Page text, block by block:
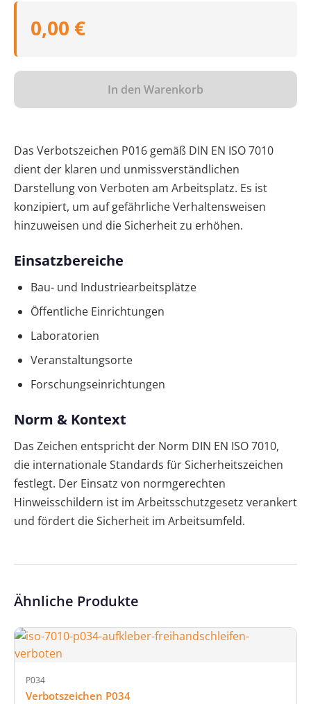
0,00 €
In den Warenkorb
Das Verbotszeichen P016 gemäß DIN EN ISO 7010
dient der klaren und unmissverständlichen
Darstellung von Verboten am Arbeitsplatz. Es ist
konzipiert, um auf gefährliche Verhaltensweisen
hinzuweisen und die Sicherheit zu erhöhen.
Einsatzbereiche
Bau- und Industriearbeitsplätze
Öffentliche Einrichtungen
Laboratorien
Veranstaltungsorte
Forschungseinrichtungen
Norm & Kontext
Das Zeichen entspricht der Norm DIN EN ISO 7010,
die internationale Standards für Sicherheitszeichen
festlegt. Der Einsatz von normgerechten
Hinweisschildern ist im Arbeitsschutzgesetz verankert
und fördert die Sicherheit im Arbeitsumfeld.
Ähnliche Produkte
P034
Verbotszeichen P034